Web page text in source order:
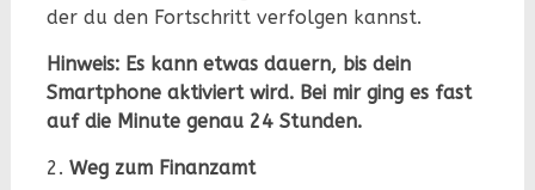
der du den Fortschritt verfolgen kannst.
Hinweis: Es kann etwas dauern, bis dein
Smartphone aktiviert wird. Bei mir ging es fast
auf die Minute genau 24 Stunden.
2. Weg zum Finanzamt